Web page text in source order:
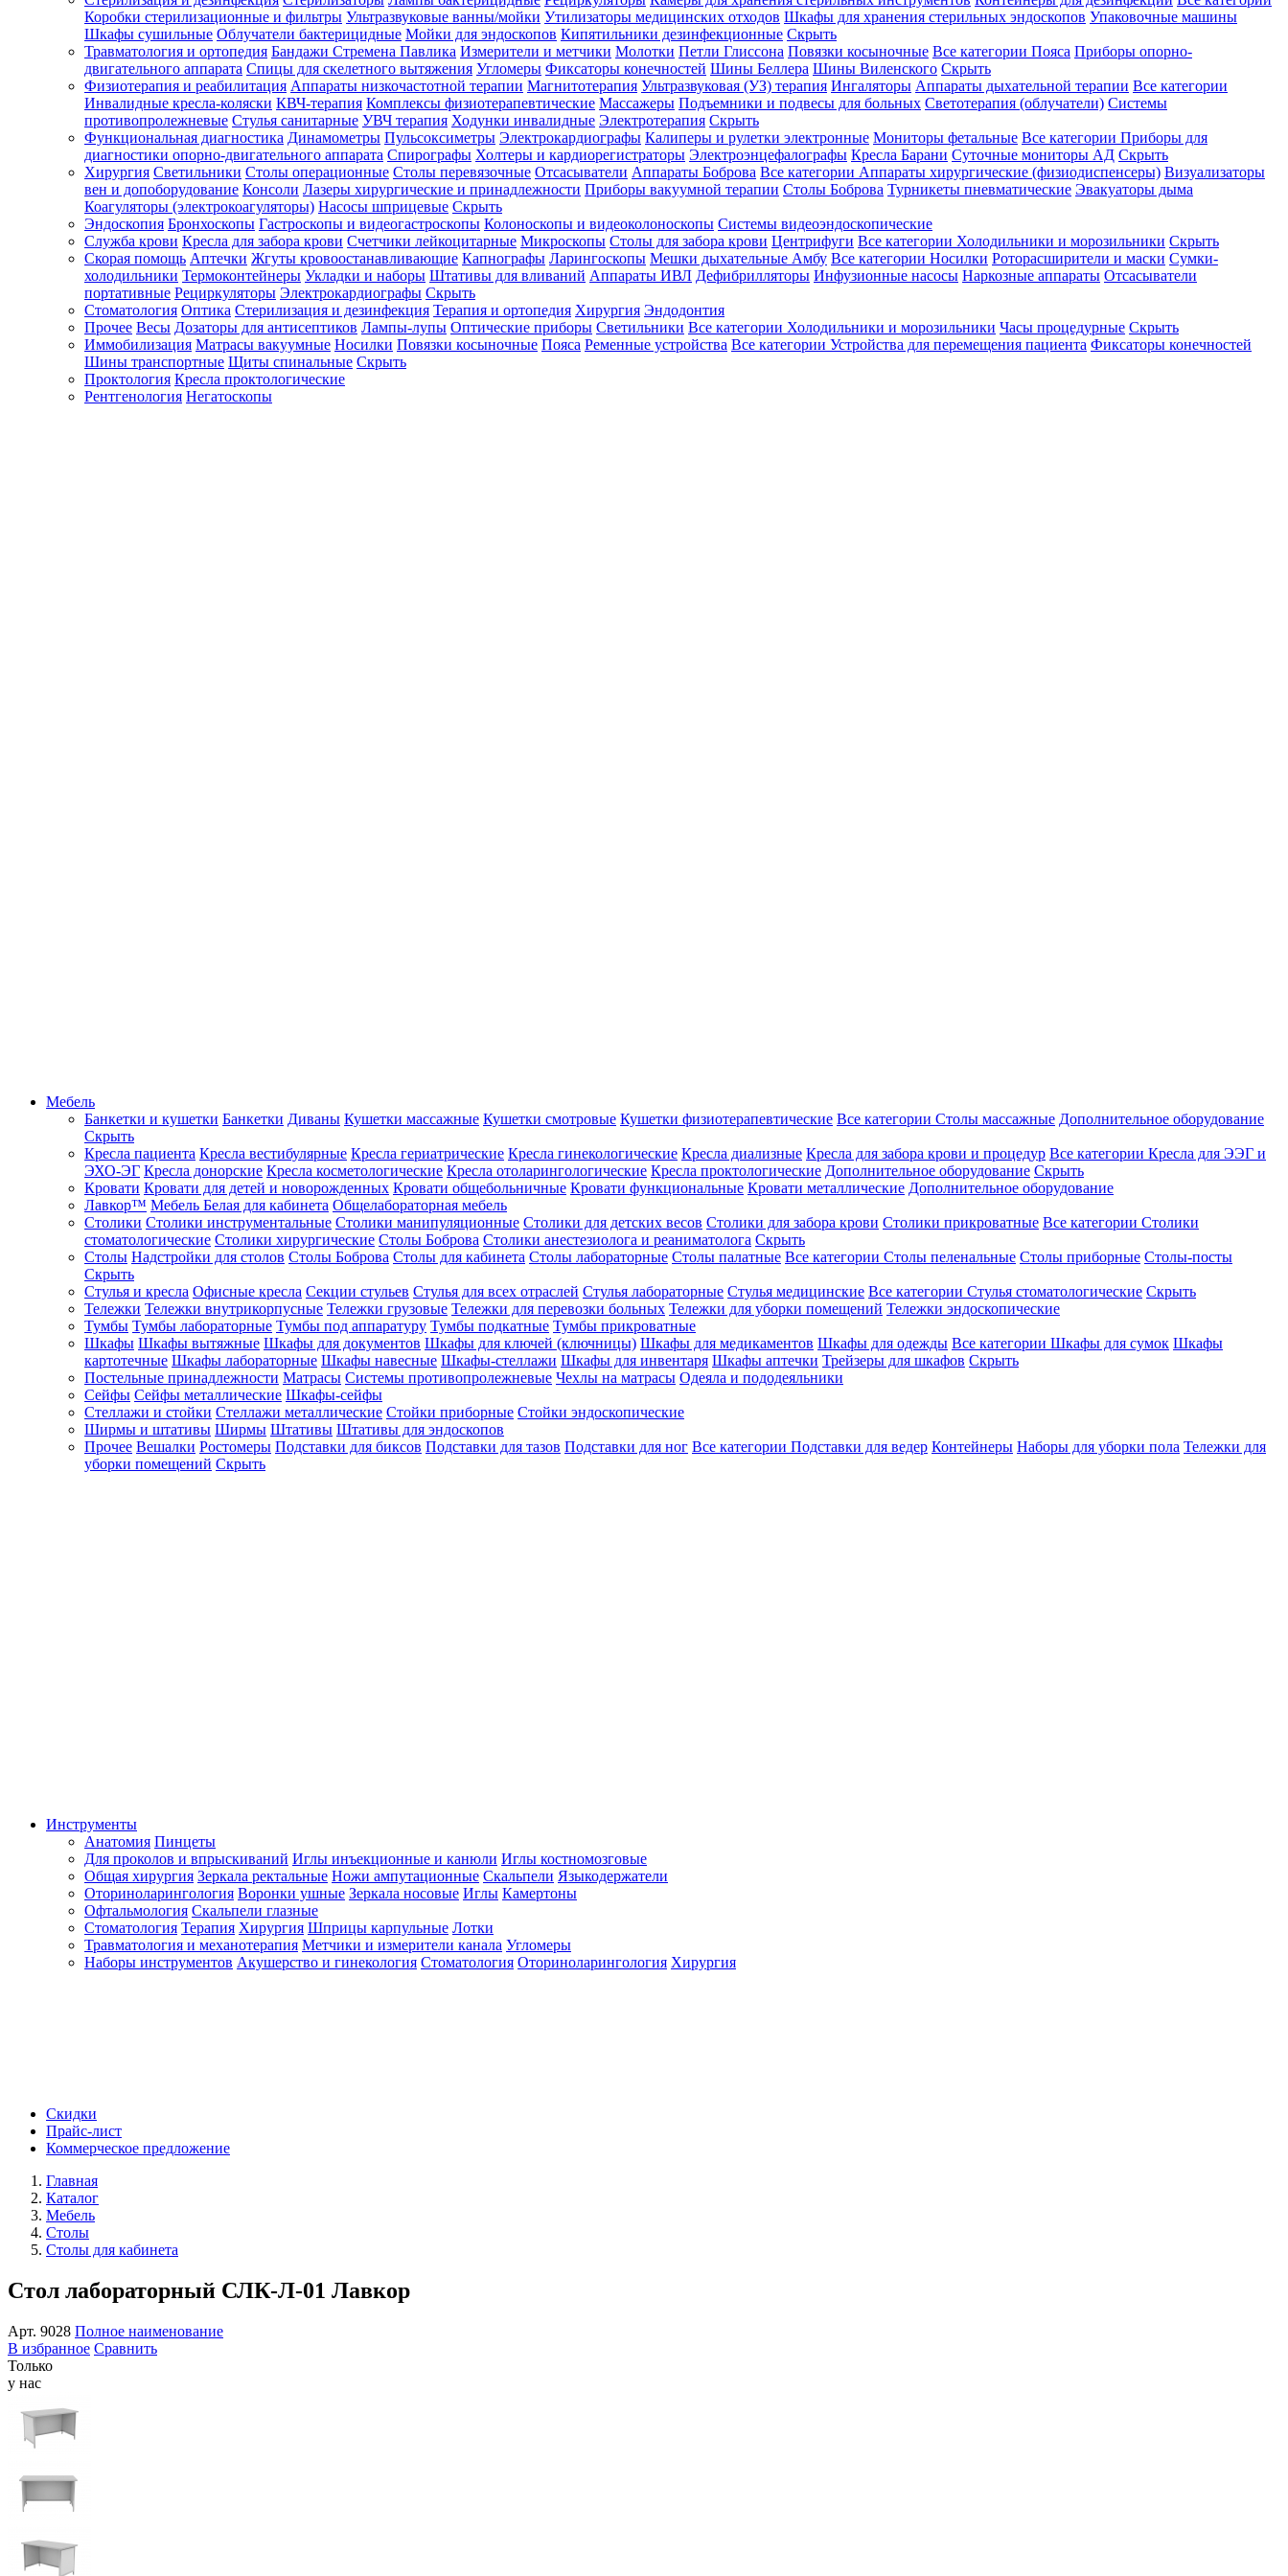
Зарегистрироваться
Зачем
регистрироваться?
Все
покупки
в
одном
месте
Личный
менеджер
Отслеживание
статуса
заказа
Коробки стерилизационные и фильтры Ультразвуковые ванны/мойки Утилизаторы медицинских отходов Шкафы для хранения стерильных эндоскопов Упаковочные машины
Шкафы сушильные Облучатели бактерицидные Мойки для эндоскопов Кипятильники дезинфекционные Скрыть
Травматология и ортопедия Бандажи Стремена Павлика Измерители и метчики Молотки Петли Глиссона Повязки косыночные Все категории Пояса Приборы опорно-
двигательного аппарата Спицы для скелетного вытяжения Угломеры Фиксаторы конечностей Шины Беллера Шины Виленского Скрыть
Физиотерапия и реабилитация Аппараты низкочастотной терапии Магнитотерапия Ультразвуковая (УЗ) терапия Ингаляторы Аппараты дыхательной терапии Все категории
Инвалидные кресла-коляски КВЧ-терапия Комплексы физиотерапевтические Массажеры Подъемники и подвесы для больных Светотерапия (облучатели) Системы
противопролежневые Стулья санитарные УВЧ терапия Ходунки инвалидные Электротерапия Скрыть
Функциональная диагностика Динамометры Пульсоксиметры Электрокардиографы Калиперы и рулетки электронные Мониторы фетальные Все категории Приборы для
диагностики опорно-двигательного аппарата Спирографы Холтеры и кардиорегистраторы Электроэнцефалографы Кресла Барани Суточные мониторы АД Скрыть
Хирургия Светильники Столы операционные Столы перевязочные Отсасыватели Аппараты Боброва Все категории Аппараты хирургические (физиодиспенсеры) Визуализаторы
вен и допоборудование Консоли Лазеры хирургические и принадлежности Приборы вакуумной терапии Столы Боброва Турникеты пневматические Эвакуаторы дыма
Коагуляторы (электрокоагуляторы) Насосы шприцевые Скрыть
Эндоскопия Бронхоскопы Гастроскопы и видеогастроскопы Колоноскопы и видеоколоноскопы Системы видеоэндоскопические
Служба крови Кресла для забора крови Счетчики лейкоцитарные Микроскопы Столы для забора крови Центрифуги Все категории Холодильники и морозильники Скрыть
Скорая помощь Аптечки Жгуты кровоостанавливающие Капнографы Ларингоскопы Мешки дыхательные Амбу Все категории Носилки Роторасширители и маски Сумки-
холодильники Термоконтейнеры Укладки и наборы Штативы для вливаний Аппараты ИВЛ Дефибрилляторы Инфузионные насосы Наркозные аппараты Отсасыватели
портативные Рециркуляторы Электрокардиографы Скрыть
Стоматология Оптика Стерилизация и дезинфекция Терапия и ортопедия Хирургия Эндодонтия
Прочее Весы Дозаторы для антисептиков Лампы-лупы Оптические приборы Светильники Все категории Холодильники и морозильники Часы процедурные Скрыть
Иммобилизация Матрасы вакуумные Носилки Повязки косыночные Пояса Ременные устройства Все категории Устройства для перемещения пациента Фиксаторы конечностей
Шины транспортные Щиты спинальные Скрыть
Проктология Кресла проктологические
Рентгенология Негатоскопы
Мебель
Банкетки и кушетки Банкетки Диваны Кушетки массажные Кушетки смотровые Кушетки физиотерапевтические Все категории Столы массажные Дополнительное оборудование
Скрыть
Кресла пациента Кресла вестибулярные Кресла гериатрические Кресла гинекологические Кресла диализные Кресла для забора крови и процедур Все категории Кресла для ЭЭГ и
ЭХО-ЭГ Кресла донорские Кресла косметологические Кресла отоларингологические Кресла проктологические Дополнительное оборудование Скрыть
Кровати Кровати для детей и новорожденных Кровати общебольничные Кровати функциональные Кровати металлические Дополнительное оборудование
Лавкор™ Мебель Белая для кабинета Общелабораторная мебель
Столики Столики инструментальные Столики манипуляционные Столики для детских весов Столики для забора крови Столики прикроватные Все категории Столики
стоматологические Столики хирургические Столы Боброва Столики анестезиолога и реаниматолога Скрыть
Столы Надстройки для столов Столы Боброва Столы для кабинета Столы лабораторные Столы палатные Все категории Столы пеленальные Столы приборные Столы-посты
Скрыть
Стулья и кресла Офисные кресла Секции стульев Стулья для всех отраслей Стулья лабораторные Стулья медицинские Все категории Стулья стоматологические Скрыть
Тележки Тележки внутрикорпусные Тележки грузовые Тележки для перевозки больных Тележки для уборки помещений Тележки эндоскопические
Тумбы Тумбы лабораторные Тумбы под аппаратуру Тумбы подкатные Тумбы прикроватные
Шкафы Шкафы вытяжные Шкафы для документов Шкафы для ключей (ключницы) Шкафы для медикаментов Шкафы для одежды Все категории Шкафы для сумок Шкафы
картотечные Шкафы лабораторные Шкафы навесные Шкафы-стеллажи Шкафы для инвентаря Шкафы аптечки Трейзеры для шкафов Скрыть
Постельные принадлежности Матрасы Системы противопролежневые Чехлы на матрасы Одеяла и пододеяльники
Сейфы Сейфы металлические Шкафы-сейфы
Стеллажи и стойки Стеллажи металлические Стойки приборные Стойки эндоскопические
Ширмы и штативы Ширмы Штативы Штативы для эндоскопов
Прочее Вешалки Ростомеры Подставки для биксов Подставки для тазов Подставки для ног Все категории Подставки для ведер Контейнеры Наборы для уборки пола Тележки для
уборки помещений Скрыть
Инструменты
Анатомия Пинцеты
Для проколов и впрыскиваний Иглы инъекционные и канюли Иглы костномозговые
Общая хирургия Зеркала ректальные Ножи ампутационные Скальпели Языкодержатели
Оториноларингология Воронки ушные Зеркала носовые Иглы Камертоны
Офтальмология Скальпели глазные
Стоматология Терапия Хирургия Шприцы карпульные Лотки
Травматология и механотерапия Метчики и измерители канала Угломеры
Наборы инструментов Акушерство и гинекология Стоматология Оториноларингология Хирургия
Скидки
Прайс-лист
Коммерческое предложение
Главная
Каталог
Мебель
Столы
Столы для кабинета
Стол лабораторный СЛК-Л-01 Лавкор
Арт. 9028 Полное наименование
В избранное Сравнить
Только
у нас